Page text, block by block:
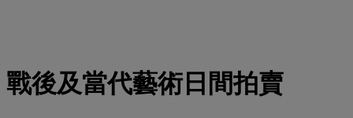
戰後及當代藝術日間拍賣